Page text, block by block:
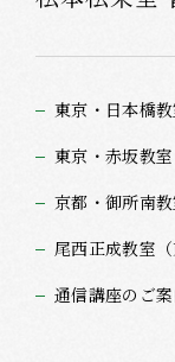
東京・日本橋
東京・赤坂教室
京都・御所南
尾西正成教室（
通信講座のご